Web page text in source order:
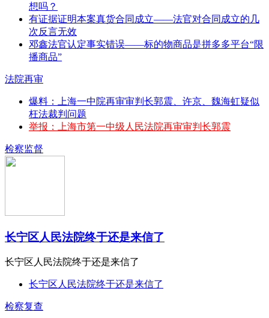
想吗？
有证据证明本案真货合同成立——法官对合同成立的几
次反言无效
邓鑫法官认定事实错误——标的物商品是拼多多平台“限
播商品”
法院再审
爆料：上海一中院再审审判长郭震、许京、魏海虹疑似
枉法裁判问题
举报：上海市第一中级人民法院再审审判长郭震
检察监督
长宁区人民法院终于还是来信了
长宁区人民法院终于还是来信了
长宁区人民法院终于还是来信了
检察复查